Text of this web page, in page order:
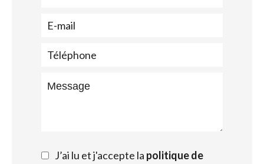
J’ai lu et j'accepte la politique de